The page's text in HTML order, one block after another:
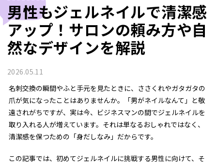
男性もジェルネイルで清潔感
アップ！サロンの頼み方や自
然なデザインを解説
2026.05.11
名刺交換の瞬間やふと手元を見たときに、ささくれやガタガタの
爪が気になったことはありませんか。「男がネイルなんて」と敬
遠されがちですが、実は今、ビジネスマンの間でジェルネイルを
取り入れる人が増えています。それは単なるおしゃれではなく、
清潔感を保つための「身だしなみ」だからです。
この記事では、初めてジェルネイルに挑戦する男性に向けて、そ